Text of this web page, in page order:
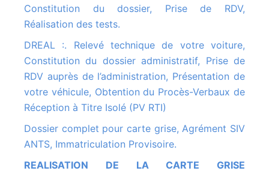
Constitution du dossier, Prise de RDV,
Réalisation des tests.
DREAL :. Relevé technique de votre voiture,
Constitution du dossier administratif, Prise de
RDV auprès de l’administration, Présentation de
votre véhicule, Obtention du Procès-Verbaux de
Réception à Titre Isolé (PV RTI)
Dossier complet pour carte grise, Agrément SIV
ANTS, Immatriculation Provisoire.
REALISATION DE LA CARTE GRISE